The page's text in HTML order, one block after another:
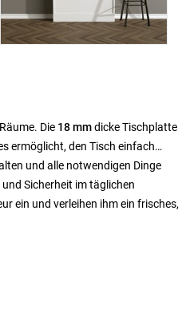
Die 18 mmdicke Tischplatte
ermöglicht, den Tisch einfach
und alle notwendigen Dinge
Sicherheit im täglichen
ein und verleihen ihm ein frisches,